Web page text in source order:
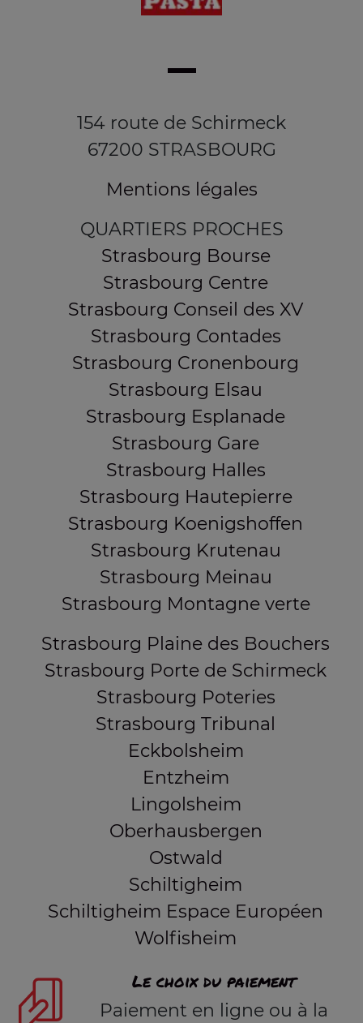
154 route de Schirmeck
67200 STRASBOURG
Mentions légales
QUARTIERS PROCHES
Strasbourg Bourse
Strasbourg Centre
Strasbourg Conseil des XV
Strasbourg Contades
Strasbourg Cronenbourg
Strasbourg Elsau
Strasbourg Esplanade
Strasbourg Gare
Strasbourg Halles
Strasbourg Hautepierre
Strasbourg Koenigshoffen
Strasbourg Krutenau
Strasbourg Meinau
Strasbourg Montagne verte
Strasbourg Plaine des Bouchers
Strasbourg Porte de Schirmeck
Strasbourg Poteries
Strasbourg Tribunal
Eckbolsheim
Entzheim
Lingolsheim
Oberhausbergen
Ostwald
Schiltigheim
Schiltigheim Espace Européen
Wolfisheim
Le choix du paiement
Paiement en ligne ou à la